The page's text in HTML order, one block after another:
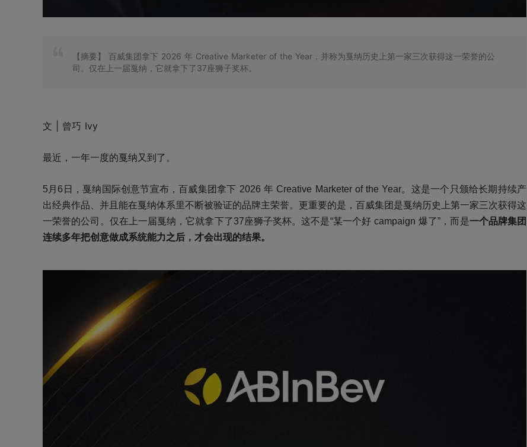
【摘要】
百威集团拿下 2026 年 Creative Marketer of the Year，并称为戛纳历史上第一家三次获得这一荣誉的公
司。仅在上一届戛纳，它就拿下了37座狮子奖杯。
文 | 曾巧 Ivy
最近，一年一度的戛纳又到了。
5月6日，戛纳国际创意节宣布，百威集团拿下 2026 年 Creative Marketer of the Year。这是一个只颁给长期持续产
出经典作品、并且能在戛纳体系里不断被验证的品牌主荣誉。更重要的是，百威集团是戛纳历史上第一家三次获得这
一荣誉的公司。仅在上一届戛纳，它就拿下了37座狮子奖杯。这不是“某一个好 campaign 爆了”，而是一个品牌集团
连续多年把创意做成系统能力之后，才会出现的结果。